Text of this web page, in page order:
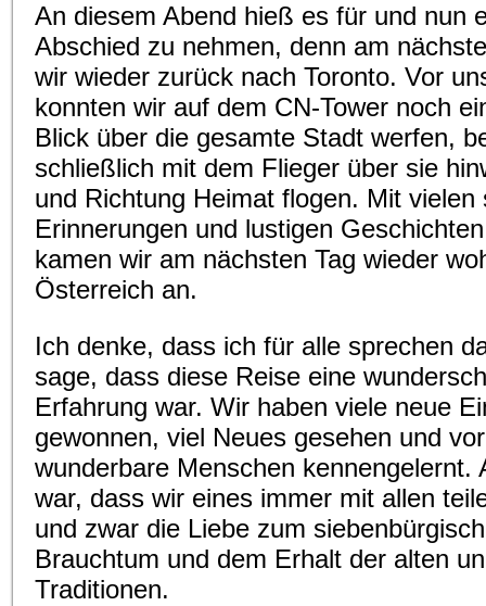
An diesem Abend hieß es für und nun
Abschied zu nehmen, denn am
wir wieder zurück nach Toronto. Vor
konnten wir auf dem CN-Tower noch
Blick über die gesamte Stadt werfen,
schließlich mit dem Flieger über sie
und Richtung Heimat flogen. Mit vielen
Erinnerungen und lustigen
kamen wir am nächsten Tag wieder
Österreich an.
Ich denke, dass ich für alle sprechen
sage, dass diese Reise eine
Erfahrung war. Wir haben viele neue
gewonnen, viel Neues gesehen und
wunderbare Menschen kennengelernt.
war, dass wir eines immer mit allen
und zwar die Liebe zum
Brauchtum und dem Erhalt der alten
Traditionen.